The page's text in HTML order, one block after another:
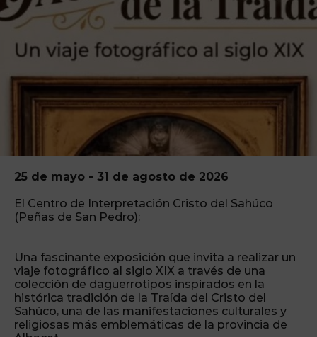
25 de mayo - 31 de agosto de 2026
El Centro de Interpretación Cristo del Sahúco
(Peñas de San Pedro):
Una fascinante exposición que invita a realizar un
viaje fotográfico al siglo XIX a través de una
colección de daguerrotipos inspirados en la
histórica tradición de la Traída del Cristo del
Sahúco, una de las manifestaciones culturales y
religiosas más emblemáticas de la provincia de